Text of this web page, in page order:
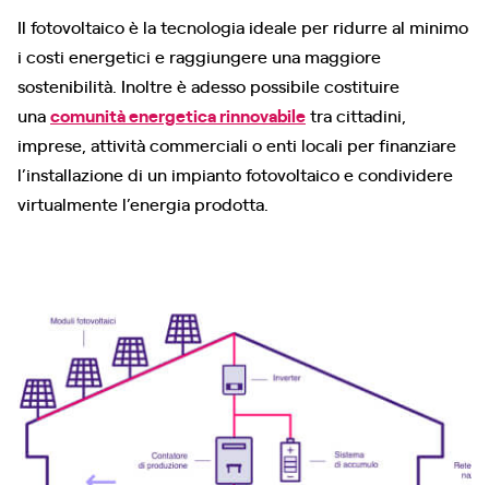
Il fotovoltaico è la tecnologia ideale per ridurre al minimo
i costi energetici e raggiungere una maggiore
sostenibilità. Inoltre è adesso possibile costituire
unacomunità energetica rinnovabiletra cittadini,
imprese, attività commerciali o enti locali per finanziare
l’installazione di un impianto fotovoltaico e condividere
virtualmente l’energia prodotta.